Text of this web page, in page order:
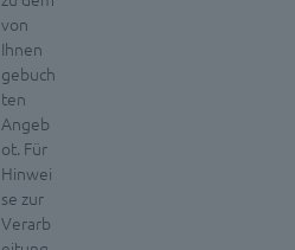
von
Ihnen
gebuch
ten
Angeb
ot. Für
Hinwei
se zur
Verarb